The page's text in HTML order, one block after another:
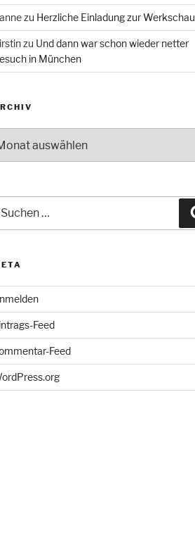
zu Herzliche Einladung zur Werkschau
zu Und dann war schon wieder netter
in München
Feed
Feed